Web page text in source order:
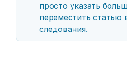
просто указать
переместить статью
следования.